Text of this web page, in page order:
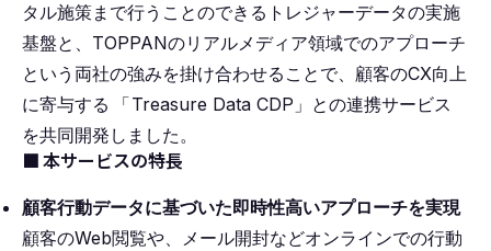
タル施策まで行うことのできるトレジャーデータの実施
基盤と、TOPPANのリアルメディア領域でのアプローチ
という両社の強みを掛け合わせることで、顧客のCX向上
に寄与する
「Treasure Data CDP」との連携サービス
を共同開発しました。
■ 本サービスの特長
顧客行動データに基づいた即時性高いアプローチを実現
顧客のWeb閲覧や、メール開封などオンラインでの行動